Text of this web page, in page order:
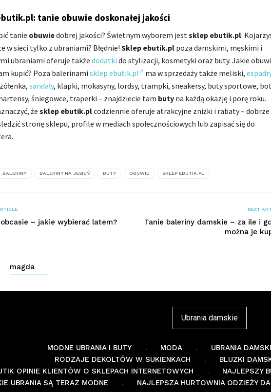
tanie obuwie doskonałej jakości
tanie obuwiedobrej jakości? Świetnym wyborem jestsklep ebutik.pl.
w sieci tylko z ubraniami? Błędnie! Sklep ebutik.pl poza damskimi, męskimi i
ubraniami oferuje także dodatki do stylizacji, kosmetyki oraz buty. Jakie
kupić? Poza balerinami sklep ebutik.pl ma w sprzedaży także meliski,
sandały, klapki, mokasyny, lordsy, trampki, sneakersy, buty sportowe,
śniegowce, traperki – znajdziecie tam buty na każdą okazję i porę roku.
że sklep ebutik.plcodziennie oferuje atrakcyjne zniżki i rabaty – dobrze
stronę sklepu, profile w mediach społecznościowych lub zapisać się do
BALERINY BALERINY NA JESIEŃ BUTY OBUWIE SKLEP EBUTIK.PL
– jakie wybierać latem?
NEXT
Tanie baleriny damskie – za ile i
można je
magda
Ubrania damskie
MODNE UBRANIA I BUTY MODA UBRANIA
RODZAJE DEKOLTÓW W SUKIENKACH
BLUZKI
OPINIE KLIENTÓW O SKLEPACH INTERNETOWYCH
NAJLEPSZY
UBRANIA SĄ TERAZ MODNE
NAJLEPSZA HURTOWNIA ODZIEŻY